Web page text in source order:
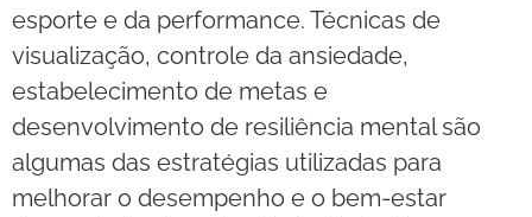
esporte e da performance. Técnicas de
visualização, controle da ansiedade,
estabelecimento de metas e
desenvolvimento de resiliência mental são
algumas das estratégias utilizadas para
melhorar o desempenho e o bem-estar